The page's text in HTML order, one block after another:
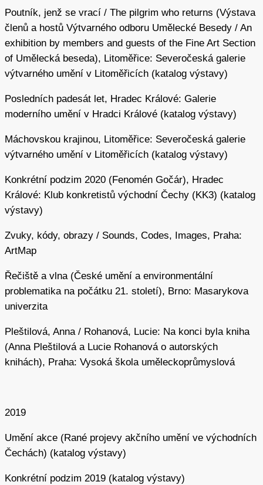
dlouhou expozicí fotoaparátu, zatímco umělec procházel
s pochodní temným prostorem jeskyně či se pohyboval
na pozadí noční oblohy. Vznikly tak cyklyVymezení
prostoru ohněmz roku 1982 nebo Padající Sluncez roku
1983.
Po roce 1989 získala autorova tvorba nový impuls. Přišly
institucionální úspěchy a roku 1991 se Šejn stal
v ateliéru intermediální tvorby (tehdy zvaného ateliér
konceptuální tvorby). V témže roce provedl svou první
poesia, během níž vznikly akční kresebné záznamy
pomocí ohořelých borových větví. Otevřela se tak linie
nově pojímaných akcí, které umělec prováděl
v galerijních prostorách nebo v historických objektech
a v nichž reagoval na paměť daného místa a posouval
být pro Šejna charakteristické i začleňování
multimediálních výrazových prostředků.
sonická“ performance na sympoziu Fungus v klášteře
Plasy v roce 1994. Šejn vstupoval do zaplavených
podzemních prostor konventu, jeho pohyby „generovaly
kláštera, zatímco transformovaný obraz akce byl
Benedikta. Multimediální přístupy dále rozvíjel například
ve svém projektuColorum Naturae Varietas
elektronické audiovizuální encyklopedii (či miniarchivu na
Poutník, jenž se vrací / The pilgrim who returns (Výstava
členů a hostů Výtvarného odboru Umělecké Besedy / An
exhibition by members and guests of the Fine Art Section
of Umělecká beseda), Litoměřice: Severočeská galerie
výtvarného umění v Litoměřicích (katalog výstavy)
Posledních padesát let, Hradec Králové: Galerie
moderního umění v Hradci Králové (katalog výstavy)
Máchovskou krajinou, Litoměřice: Severočeská galerie
výtvarného umění v Litoměřicích (katalog výstavy)
Konkrétní podzim 2020 (Fenomén Gočár), Hradec
Králové: Klub konkretistů východní Čechy (KK3) (katalog
výstavy)
Zvuky, kódy, obrazy / Sounds, Codes, Images, Praha:
ArtMap
Řečiště a vlna (České umění a environmentální
problematika na počátku 21. století), Brno: Masarykova
univerzita
Pleštilová, Anna / Rohanová, Lucie: Na konci byla kniha
(Anna Pleštilová a Lucie Rohanová o autorských
knihách), Praha: Vysoká škola uměleckoprůmyslová
2019
Umění akce (Rané projevy akčního umění ve východních
Čechách) (katalog výstavy)
Konkrétní podzim 2019 (katalog výstavy)